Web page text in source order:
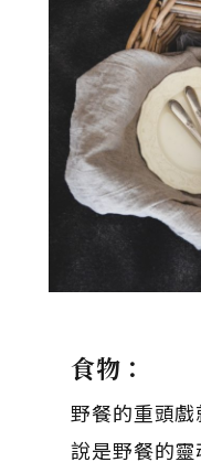
食物：
野餐的重頭
說是野餐的